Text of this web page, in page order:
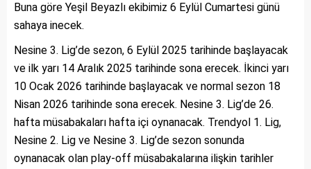
Buna göre Yeşil Beyazlı ekibimiz 6 Eylül Cumartesi günü
sahaya inecek.
Nesine 3. Lig’de sezon, 6 Eylül 2025 tarihinde başlayacak
ve ilk yarı 14 Aralık 2025 tarihinde sona erecek. İkinci yarı
10 Ocak 2026 tarihinde başlayacak ve normal sezon 18
Nisan 2026 tarihinde sona erecek. Nesine 3. Lig’de 26.
hafta müsabakaları hafta içi oynanacak. Trendyol 1. Lig,
Nesine 2. Lig ve Nesine 3. Lig’de sezon sonunda
oynanacak olan play-off müsabakalarına ilişkin tarihler